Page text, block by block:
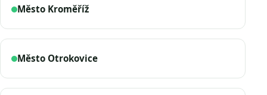
Město Kroměříž
Město Otrokovice